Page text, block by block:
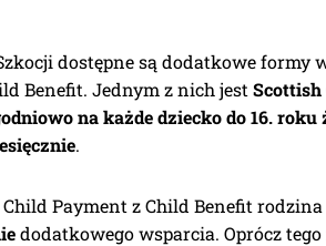
dostępne są dodatkowe formy
Benefit. Jednym z nich jestScottish
na każde dziecko do 16. roku
.
Child Payment z Child Benefit
dodatkowego wsparcia. Oprócz